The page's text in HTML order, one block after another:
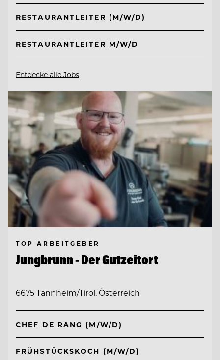
RESTAURANTLEITER (M/W/D)
RESTAURANTLEITER M/W/D
Entdecke alle Jobs
TOP ARBEITGEBER
Jungbrunn - Der Gutzeitort
6675 Tannheim/Tirol, Österreich
CHEF DE RANG (M/W/D)
FRÜHSTÜCKSKOCH (M/W/D)